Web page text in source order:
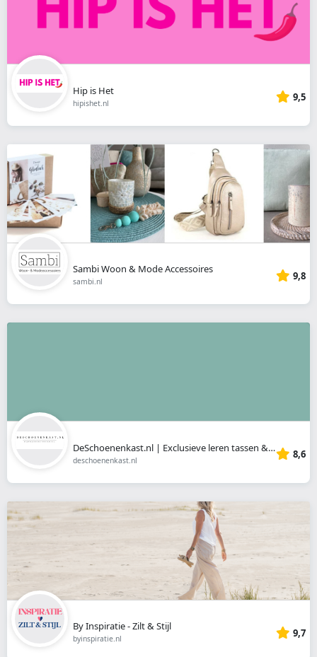
Hip is Het
hipishet.nl 9,5
Sambi Woon & Mode Accessoires
sambi.nl 9,8
DeSchoenenkast.nl | Exclusieve leren tassen & accessoires
deschoenenkast.nl 8,6
By Inspiratie - Zilt & Stijl
byinspiratie.nl 9,7